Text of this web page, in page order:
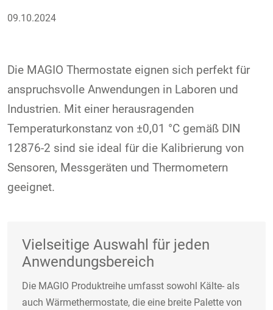
09.10.2024
Die MAGIO Thermostate eignen sich perfekt für
anspruchsvolle Anwendungen in Laboren und
Industrien. Mit einer herausragenden
Temperaturkonstanz von ±0,01 °C gemäß DIN
12876-2 sind sie ideal für die Kalibrierung von
Sensoren, Messgeräten und Thermometern
geeignet.
Vielseitige Auswahl für jeden
Anwendungsbereich
Die MAGIO Produktreihe umfasst sowohl Kälte- als
auch Wärmethermostate, die eine breite Palette von